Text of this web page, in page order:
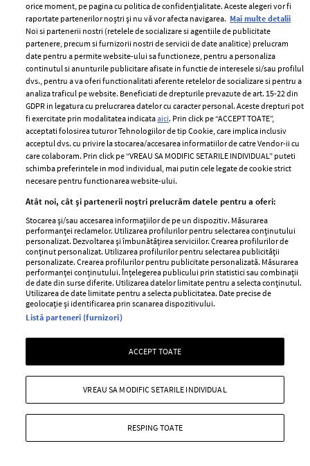
ANTENA 1
Ce diferență de vârstă există
între Rareș Cojoc și noua lui
iubită. Andreea Popescu era mai
Andreea Munteanu de la
Survivor s-a căsătorit civil cu
logodnicul ei. Imagini cu cei doi
mănâncă niciodată împreună.
Detalii neștiute din viața lor de
benzinărie din Bulgaria: „Aveți
chitanță
orice moment, pe pagina cu politica de confidențialitate. Aceste alegeri vor fi
raportate partenerilor noștri și nu vă vor afecta navigarea. Mai multe detalii
Noi si partenerii nostri (retelele de socializare si agentiile de publicitate
partenere, precum si furnizorii nostri de servicii de date analitice) prelucram
date pentru a permite website-ului sa functioneze, pentru a personaliza
continutul si anunturile publicitare afisate in functie de interesele si/sau profilul
dvs., pentru a va oferi functionalitati aferente retelelor de socializare si pentru a
analiza traficul pe website. Beneficiati de drepturile prevazute de art. 15-22 din
GDPR in legatura cu prelucrarea datelor cu caracter personal. Aceste drepturi pot
fi exercitate prin modalitatea indicataaici. Prin click pe “ACCEPT TOATE”,
acceptati folosirea tuturor Tehnologiilor de tip Cookie, care implica inclusiv
acceptul dvs. cu privire la stocarea/accesarea informatiilor de catre Vendor-ii cu
care colaboram. Prin click pe “VREAU SA MODIFIC SETARILE INDIVIDUAL” puteti
schimba preferintele in mod individual, mai putin cele legate de cookie strict
necesare pentru functionarea website-ului.
Atât noi, cât și partenerii noștri prelucrăm datele pentru a oferi:
Stocarea și/sau accesarea informațiilor de pe un dispozitiv. Măsurarea
performanței reclamelor. Utilizarea profilurilor pentru selectarea conținutului
personalizat. Dezvoltarea și îmbunătățirea serviciilor. Crearea profilurilor de
conținut personalizat. Utilizarea profilurilor pentru selectarea publicității
personalizate. Crearea profilurilor pentru publicitate personalizată. Măsurarea
performanței conținutului. Înțelegerea publicului prin statistici sau combinații
de date din surse diferite. Utilizarea datelor limitate pentru a selecta conținutul.
Utilizarea de date limitate pentru a selecta publicitatea. Date precise de
geolocație și identificarea prin scanarea dispozitivului.
Listă parteneri (furnizori)
ACCEPT TOATE
RESPING TOATE
VREAU SA MODIFIC SETARILE INDIVIDUAL